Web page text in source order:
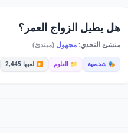
هل يطيل الزواج العمر؟
منشئ التحدي:مجهول (مبتدئ)
🎭 شخصية 📁 العلوم ▶️ لعبها 2,445